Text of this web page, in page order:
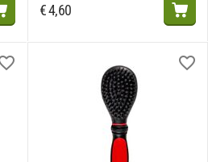
€4,60